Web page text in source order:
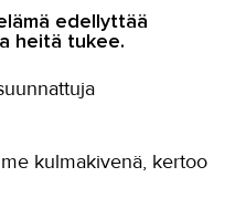
edellyttää
heitä tukee.
kulmakivenä, kertoo